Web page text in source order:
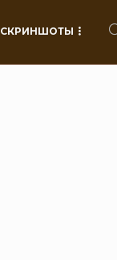
СКРИНШОТЫ